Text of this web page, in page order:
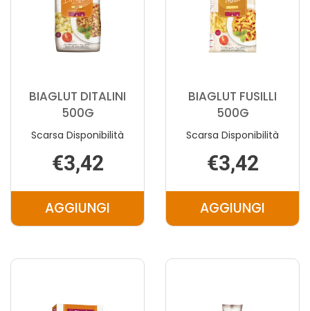
BIAGLUT DITALINI
500G
Scarsa Disponibilità
€3,42
AGGIUNGIAGGIUNGI BIAGLUT
500G AL
BIAGLUT FUSILLI
500G
Scarsa Disponibilità
€3,42
AGGIUNGIAGGIUNGI
500G AL